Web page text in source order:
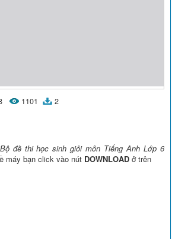
1101 2
đề thi học sinh giỏi môn Tiếng Anh Lớp 6
máy bạn click vào nút DOWNLOAD ở trên